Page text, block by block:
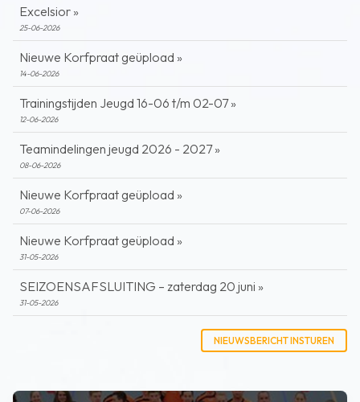
25-06-2026
Excelsior »
14-06-2026
Nieuwe Korfpraat geüpload »
12-06-2026
Trainingstijden Jeugd 16-06 t/m 02-07 »
08-06-2026
Teamindelingen jeugd 2026 - 2027 »
07-06-2026
Nieuwe Korfpraat geüpload »
31-05-2026
Nieuwe Korfpraat geüpload »
31-05-2026
SEIZOENSAFSLUITING – zaterdag 20 juni »
NIEUWSBERICHT INSTUREN